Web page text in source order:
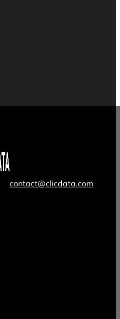
contact@clicdata.com